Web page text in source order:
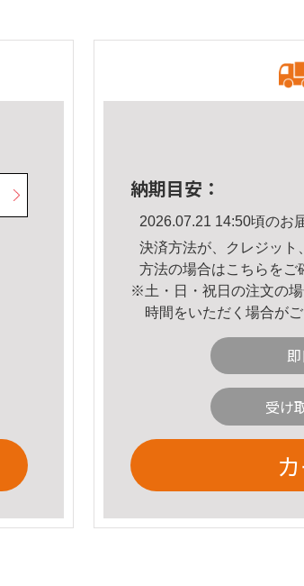
納期目安：
2026.07.21 14:50頃のお
決済方法が、クレジット
方法の場合はこちら をご
※土・日・祝日の注文の
時間をいただく場合がご
受け